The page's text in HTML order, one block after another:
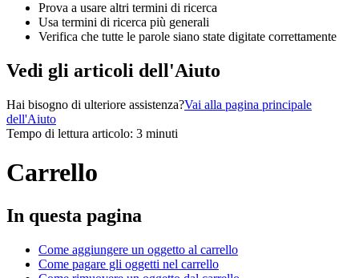
Prova a usare altri termini di ricerca
Usa termini di ricerca più generali
Verifica che tutte le parole siano state digitate correttamente
Vedi gli articoli dell'Aiuto
Hai bisogno di ulteriore assistenza?Vai alla pagina principale
dell'Aiuto
Tempo di lettura articolo: 3 minuti
Carrello
In questa pagina
Come aggiungere un oggetto al carrello
Come pagare gli oggetti nel carrello